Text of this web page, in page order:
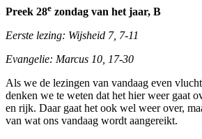
Preek 28e zondag van het jaar, B
Eerste lezing: Wijsheid 7, 7-11
Evangelie: Marcus 10, 17-30
Als we de lezingen van vandaag even
denken we te weten dat het hier weer gaat
en rijk. Daar gaat het ook wel weer over,
van wat ons vandaag wordt aangereikt.